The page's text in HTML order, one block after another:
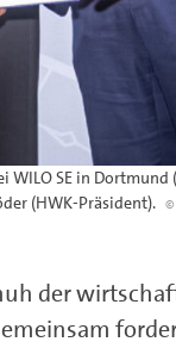
SE in
(HWK-Präsident). ©
der